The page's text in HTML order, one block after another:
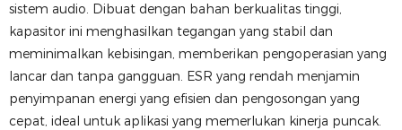
sistem audio. Dibuat dengan bahan berkualitas tinggi,
kapasitor ini menghasilkan tegangan yang stabil dan
meminimalkan kebisingan, memberikan pengoperasian yang
lancar dan tanpa gangguan. ESR yang rendah menjamin
penyimpanan energi yang efisien dan pengosongan yang
cepat, ideal untuk aplikasi yang memerlukan kinerja puncak.